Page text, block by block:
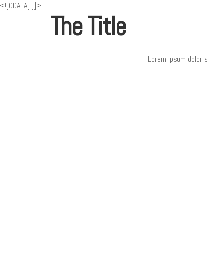
<![CDATA[
The Title
Lorem ipsum dolor
]]>